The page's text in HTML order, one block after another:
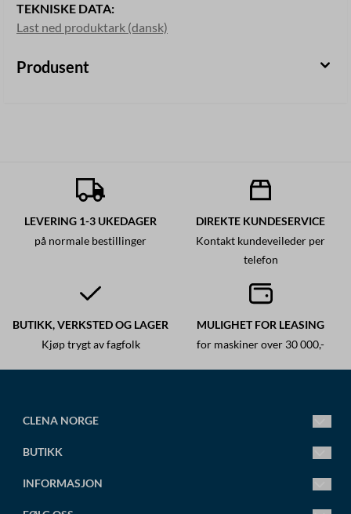
TEKNISKE DATA:
Last ned produktark (dansk)
Produsent
LEVERING 1-3 UKEDAGER
på normale bestillinger
DIREKTE KUNDESERVICE
Kontakt kundeveileder per
telefon
BUTIKK, VERKSTED OG LAGER
Kjøp trygt av fagfolk
MULIGHET FOR LEASING
for maskiner over 30 000,-
CLENA NORGE
Vi leverer alt fra små standard høytrykksspylere til store
spesialtilpassede anlegg.
post@clena.no
BUTIKK
Mandag-Fredag 8.00-16.00
INFORMASJON